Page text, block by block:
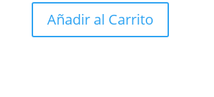
Añadir al Carrito